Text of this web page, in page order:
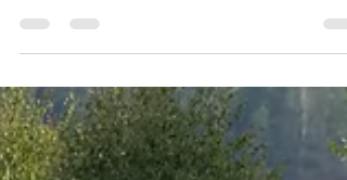
las tonie wtedy w różach i fioletach. Wrzosy zaczynają